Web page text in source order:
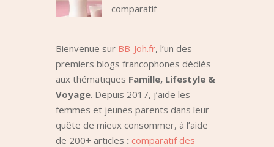
comparatif
Bienvenue sur BB-Joh.fr, l’un des
premiers blogs francophones dédiés
aux thématiques Famille, Lifestyle &
Voyage. Depuis 2017, j’aide les
femmes et jeunes parents dans leur
quête de mieux consommer, à l’aide
de 200+ articles : comparatif des